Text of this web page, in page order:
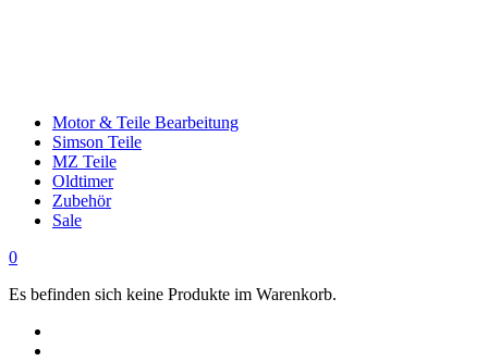
Motor & Teile Bearbeitung
Simson Teile
MZ Teile
Oldtimer
Zubehör
Sale
0
Es befinden sich keine Produkte im Warenkorb.